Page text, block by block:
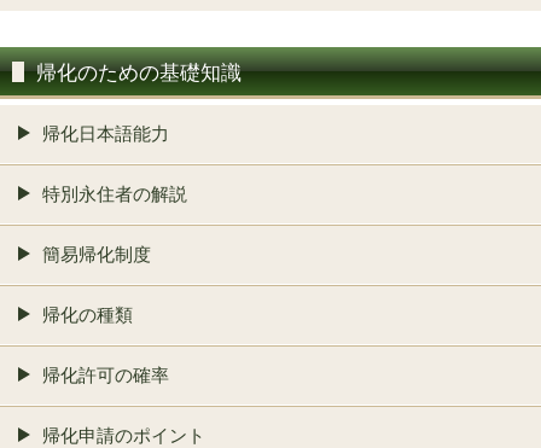
帰化のための基礎知識
帰化日本語能力
特別永住者の解説
簡易帰化制度
帰化の種類
帰化許可の確率
帰化申請のポイント